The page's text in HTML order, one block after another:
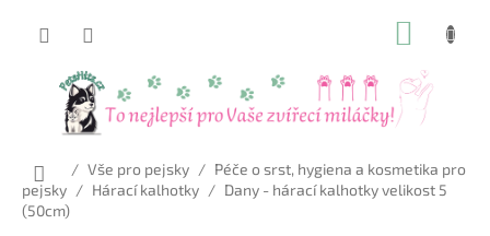
Domů
/ Vše pro pejsky / Péče o srst, hygiena a kosmetika pro
pejsky / Hárací kalhotky / Dany - hárací kalhotky velikost 5
(50cm)